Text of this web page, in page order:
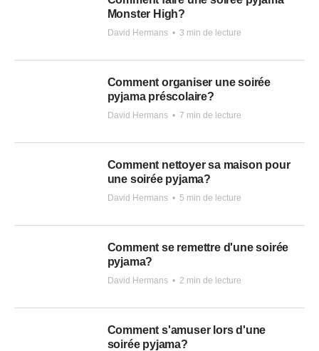
Monster High?
David Hermans • 3 min de lecture
Comment organiser une soirée
pyjama préscolaire?
David Hermans • 7 min de lecture
Comment nettoyer sa maison pour
une soirée pyjama?
David Hermans • 5 min de lecture
Comment se remettre d'une soirée
pyjama?
David Hermans • 2 min de lecture
Comment s'amuser lors d'une
soirée pyjama?